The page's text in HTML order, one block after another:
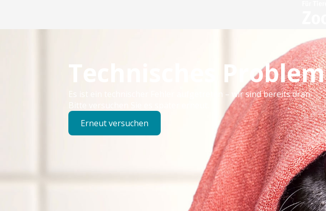
Technisches Problem
Es ist ein technischer Fehler aufgetreten – wir sind bereits dran.
Bitte versuchen Sie es später erneut.
Erneut versuchen